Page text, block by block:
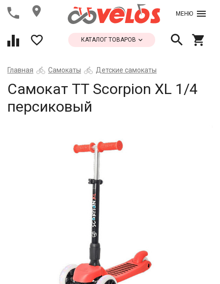
МЕНЮ
КАТАЛОГ ТОВАРОВ
Главная Самокаты Детские самокаты
Самокат ТТ Scorpion XL 1/4
персиковый